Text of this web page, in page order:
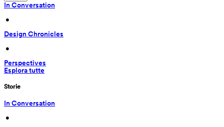
In Conversation
•
Design Chronicles
•
Perspectives
Esplora tutte
Storie
In Conversation
•